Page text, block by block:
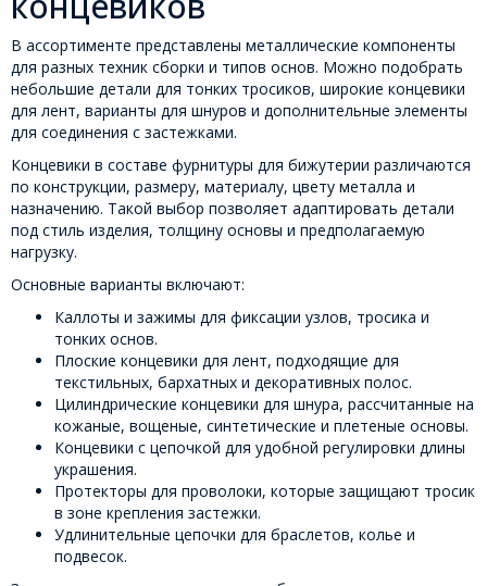
В ассортименте представлены металлические компоненты
для разных техник сборки и типов основ. Можно подобрать
небольшие детали для тонких тросиков, широкие концевики
для лент, варианты для шнуров и дополнительные элементы
для соединения с застежками.
Концевики в составе фурнитуры для бижутерии различаются
по конструкции, размеру, материалу, цвету металла и
назначению. Такой выбор позволяет адаптировать детали
под стиль изделия, толщину основы и предполагаемую
нагрузку.
Основные варианты включают:
Каллоты и зажимы для фиксации узлов, тросика и
тонких основ.
Плоские концевики для лент, подходящие для
текстильных, бархатных и декоративных полос.
Цилиндрические концевики для шнура, рассчитанные на
кожаные, вощеные, синтетические и плетеные основы.
Концевики с цепочкой для удобной регулировки длины
украшения.
Протекторы для проволоки, которые защищают тросик
в зоне крепления застежки.
Удлинительные цепочки для браслетов, колье и
подвесок.